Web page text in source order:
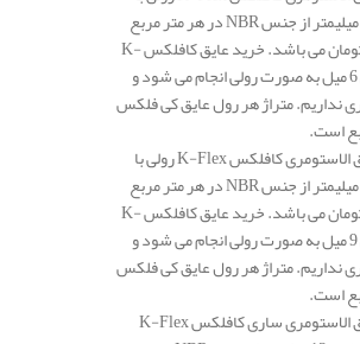
ضخامت 6 میلیمتر از جنس NBR در هر متر مربع
407.000 تومان می باشد. خرید عایق کافلکس K-
Flex رولی 6 میل به صورت رولی انجام می شود و
نداریم. متراژ هر رول عایق کی فلکس
قیمت عایق الاستومری کافلکس K-Flex رولی با
ضخامت 9 میلیمتر از جنس NBR در هر متر مربع
489.500 تومان می باشد. خرید عایق کافلکس K-
Flex رولی 9 میل به صورت رولی انجام می شود و
نداریم. متراژ هر رول عایق کی فلکس
قیمت عایق الاستومری ساری کافلکس K-Flex